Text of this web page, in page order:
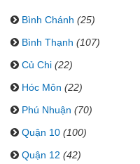
Bình Chánh (25)
Bình Thạnh (107)
Củ Chi (22)
Hóc Môn (22)
Phú Nhuận (70)
Quận 10 (100)
Quận 12 (42)